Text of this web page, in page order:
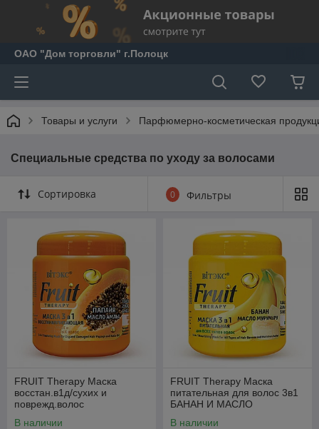
ОАО "Дом торговли" г.Полоцк
Товары и услуги Парфюмерно-косметическая
Специальные средства по уходу за волосами
Сортировка 0 Фильтры
FRUIT Therapy Маска
восстан.в1д/сухих и
поврежд.волос
В наличии
FRUIT Therapy Маска
питательная для волос 3в1
БАНАН И МАСЛО
В наличии